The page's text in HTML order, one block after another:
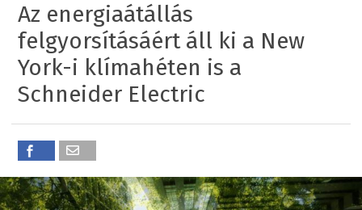
Az energiaátállás
felgyorsításáért áll ki a New
York-i klímahéten is a
Schneider Electric